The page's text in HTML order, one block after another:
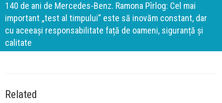
140 de ani de Mercedes-Benz. Ramona Pîrlog: Cel mai
important „test al timpului” este să inovăm constant, dar
cu aceeași responsabilitate față de oameni, siguranță și
calitate
Related